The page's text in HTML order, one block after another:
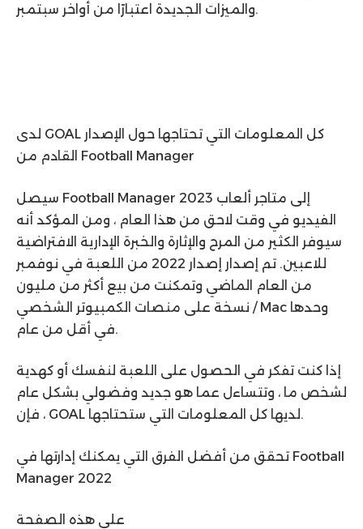
والميزات الجديدة اعتبارًا من أواخر سبتمبر.
لدى GOAL كل المعلومات التي تحتاجها حول الإصدار
القادم من Football Manager
سيصل Football Manager 2023 إلى متاجر ألعاب
الفيديو في وقت لاحق من هذا العام ، ومن المؤكد أنه
سيوفر الكثير من المرح والإثارة والخبرة الإدارية الافتراضية
للاعبين. تم إصدار إصدار 2022 من اللعبة في نوفمبر
من العام الماضي وتمكنت من بيع أكثر من مليون
نسخة على منصات الكمبيوتر الشخصي / Mac وحدها
في أقل من عام.
إذا كنت تفكر في الحصول على اللعبة لنفسك أو كهدية
لشخص ما ، وتتساءل عما هو جديد وفضولي بشكل عام
، فإن GOAL لديها كل المعلومات التي ستحتاجها.
تحقق من أفضل الفرق التي يمكنك إدارتها في Football
Manager 2022
على هذه الصفحة